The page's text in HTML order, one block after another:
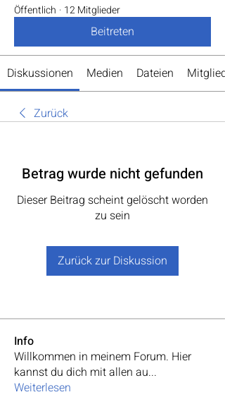
Öffentlich · 12 Mitglieder
Beitreten
Diskussionen Medien Dateien
Zurück
Betrag wurde nicht gefunden
Dieser Beitrag scheint gelöscht worden
zu sein
Zurück zur Diskussion
Info
Willkommen in meinem Forum. Hier
kannst du dich mit allen au...
Weiterlesen